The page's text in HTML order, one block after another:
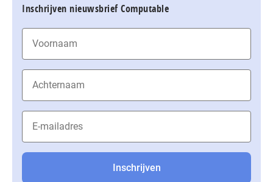
Inschrijven nieuwsbrief Computable